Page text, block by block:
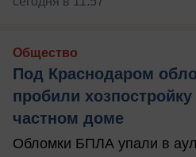
Общество
Под Краснодаром
пробили
частном доме
Обломки БПЛА упали в